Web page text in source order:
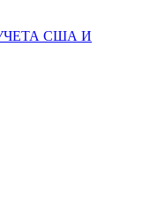
США И